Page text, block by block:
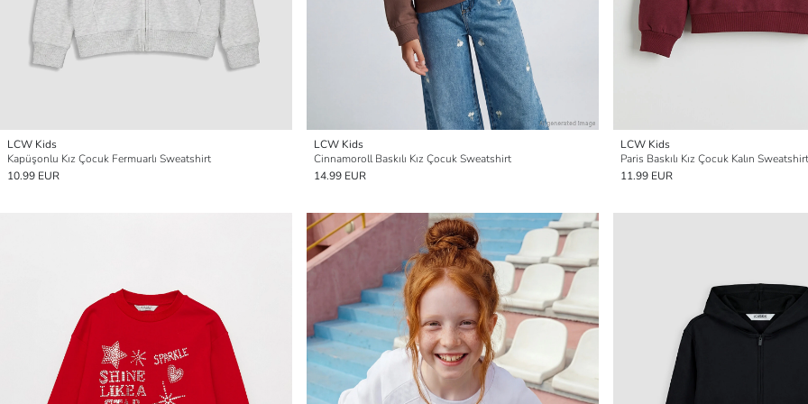
LCW Kids
Kapüşonlu Kız Çocuk Fermuarlı Sweatshirt
10.99 EUR
LCW Kids
Cinnamoroll Baskılı Kız Çocuk Sweatshirt
14.99 EUR
LCW Kids
Paris Baskılı Kız Çocuk Kalın Sweatshirt
11.99 EUR